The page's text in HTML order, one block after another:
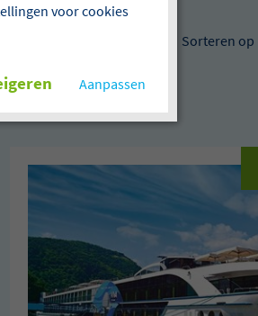
Sorteren op
voor cookies
Aanpassen